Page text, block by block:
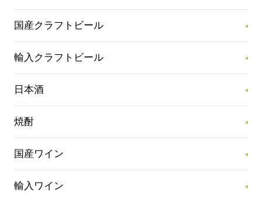
国産クラフトビール
輸入クラフトビール
日本酒
焼酎
国産ワイン
輸入ワイン